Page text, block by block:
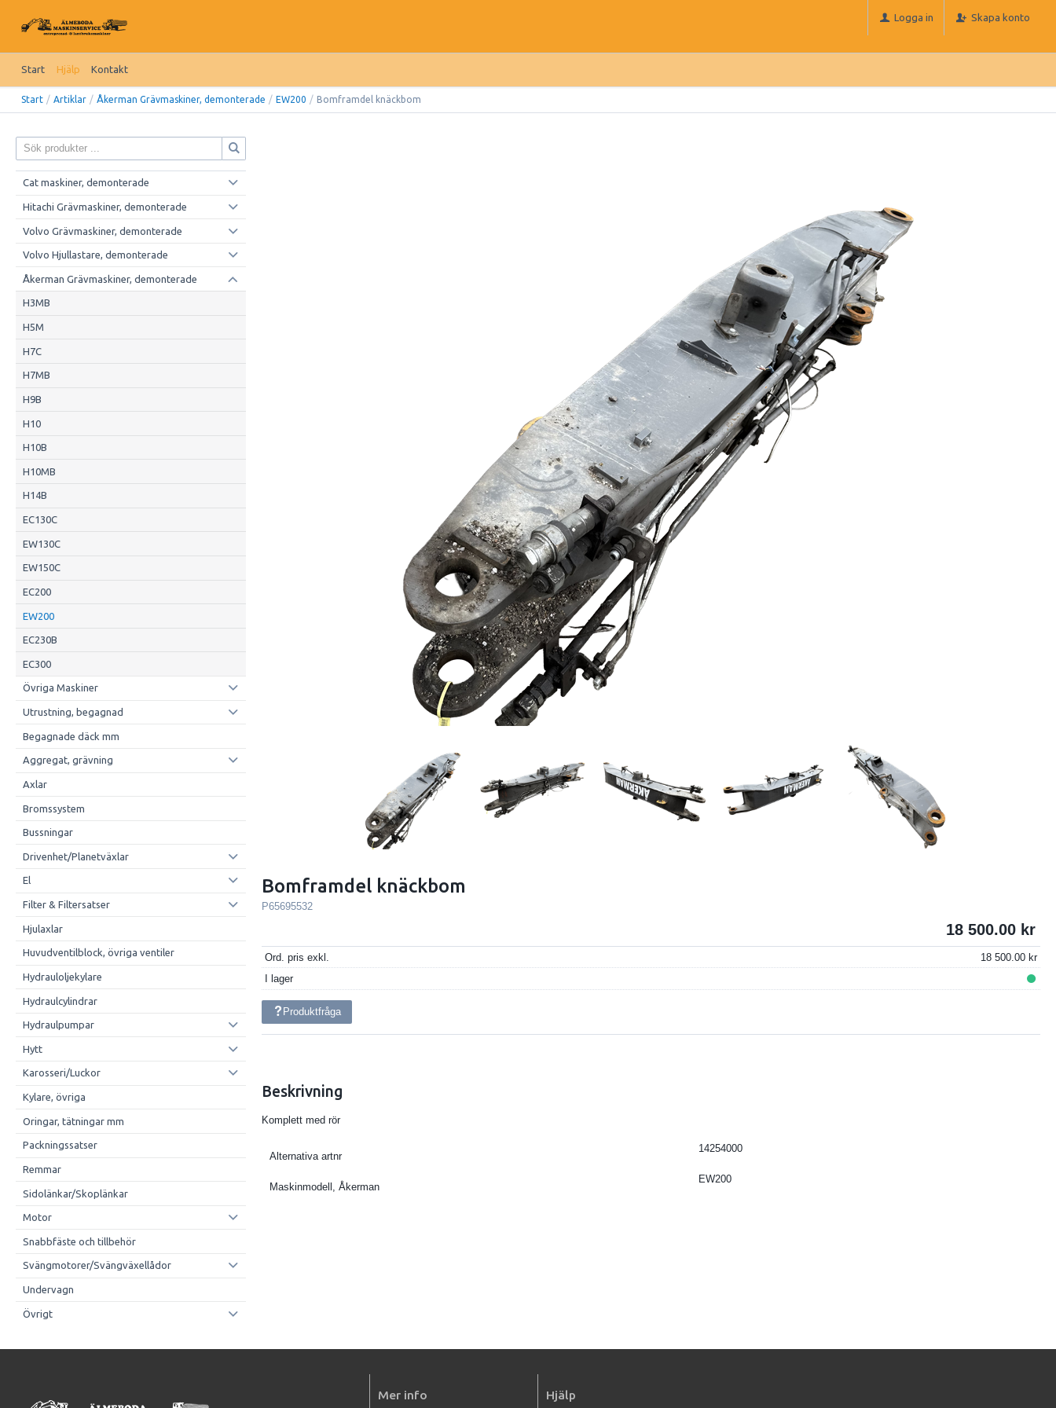
Logga in Skapa konto
Start Hjälp Kontakt
Start / Artiklar / Åkerman Grävmaskiner, demonterade / EW200 / Bomframdel knäckbom
Cat maskiner, demonterade
Hitachi Grävmaskiner, demonterade
Volvo Grävmaskiner, demonterade
Volvo Hjullastare, demonterade
Åkerman Grävmaskiner, demonterade
H3MB
H5M
H7C
H7MB
H9B
H10
H10B
H10MB
H14B
EC130C
EW130C
EW150C
EC200
EW200
EC230B
EC300
Övriga Maskiner
Utrustning, begagnad
Begagnade däck mm
Aggregat, grävning
Axlar
Bromssystem
Bussningar
Drivenhet/Planetväxlar
El
Filter & Filtersatser
Hjulaxlar
Huvudventilblock, övriga ventiler
Hydrauloljekylare
Hydraulcylindrar
Hydraulpumpar
Hytt
Karosseri/Luckor
Kylare, övriga
Oringar, tätningar mm
Packningssatser
Remmar
Sidolänkar/Skoplänkar
Motor
Snabbfäste och tillbehör
Svängmotorer/Svängväxellådor
Undervagn
Övrigt
Bomframdel knäckbom
P65695532
18 500.00
Ord. pris exkl.
18 500.00
I lager
Produktfråga
Beskrivning
Komplett med rör
Alternativa artnr
14254000
Maskinmodell, Åkerman
EW200
Mer info Hjälp